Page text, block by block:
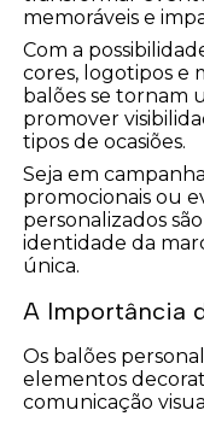
memoráveis e
Com a
cores, logotipos e
balões se tornam
promover
tipos de ocasiões.
Seja em
promocionais ou
personalizados
identidade da
única.
A Importância
Os balões
elementos
comunicação